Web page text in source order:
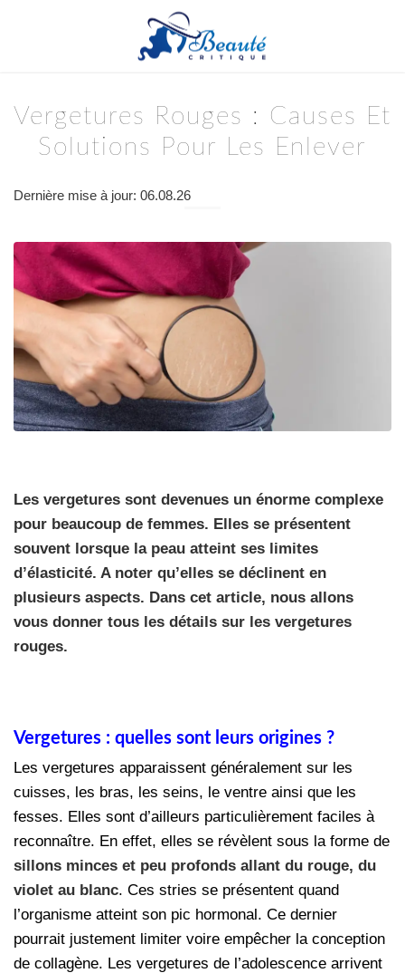
Vergetures Rouges : Causes Et
Solutions Pour Les Enlever
Dernière mise à jour: 06.08.26
Les vergetures sont devenues un énorme complexe
pour beaucoup de femmes. Elles se présentent
souvent lorsque la peau atteint ses limites
d’élasticité. A noter qu’elles se déclinent en
plusieurs aspects. Dans cet article, nous allons
vous donner tous les détails sur les vergetures
rouges.
Vergetures : quelles sont leurs origines ?
Les vergetures apparaissent généralement sur les
cuisses, les bras, les seins, le ventre ainsi que les
fesses. Elles sont d’ailleurs particulièrement faciles à
reconnaître. En effet, elles se révèlent sous la forme de
sillons minces et peu profonds allant du rouge, du
violet au blanc. Ces stries se présentent quand
l’organisme atteint son pic hormonal. Ce dernier
pourrait justement limiter voire empêcher la conception
de collagène. Les vergetures de l’adolescence arrivent